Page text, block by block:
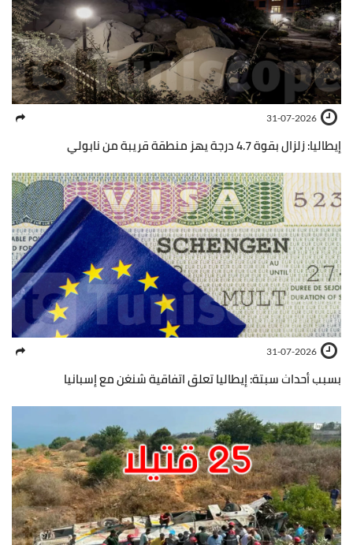
31-07-2026
إيطاليا: زلزال بقوة 4.7 درجة يهز منطقة قريبة من نابولي
31-07-2026
بسبب أحداث سبتة: إيطاليا تعلق اتفاقية شنغن مع إسبانيا